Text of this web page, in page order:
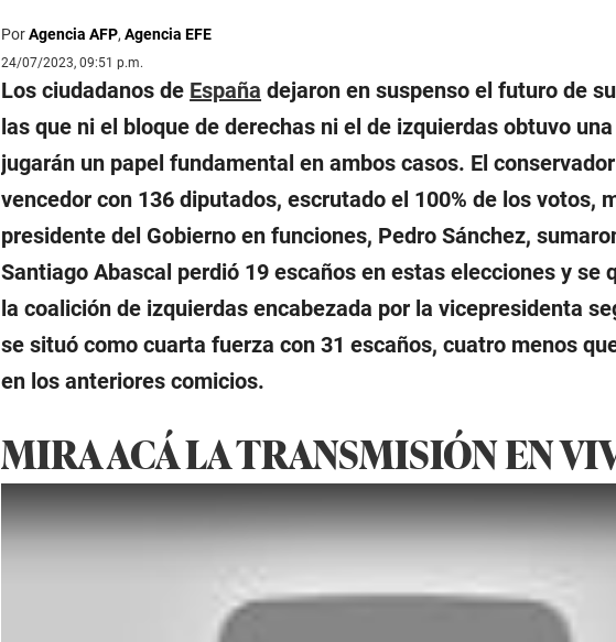
PorAgencia AFP,Agencia EFE
24/07/2023, 09:51 p.m.
Los ciudadanos de España dejaron en suspenso el futuro de
las que ni el bloque de derechas ni el de izquierdas obtuvo
jugarán un papel fundamental en ambos casos. El
vencedor con 136 diputados, escrutado el 100% de los votos,
presidente del Gobierno en funciones, Pedro Sánchez,
Santiago Abascal perdió 19 escaños en estas elecciones y se
la coalición de izquierdas encabezada por la vicepresidenta
se situó como cuarta fuerza con 31 escaños, cuatro menos
en los anteriores comicios.
MIRA ACÁ LA TRANSMISIÓN EN